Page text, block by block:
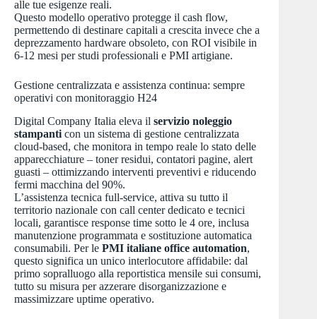
alle tue esigenze reali.
Questo modello operativo protegge il cash flow,
permettendo di destinare capitali a crescita invece che a
deprezzamento hardware obsoleto, con ROI visibile in
6-12 mesi per studi professionali e PMI artigiane.
Gestione centralizzata e assistenza continua: sempre
operativi con monitoraggio H24
Digital Company Italia eleva il servizio noleggio
stampanti con un sistema di gestione centralizzata
cloud-based, che monitora in tempo reale lo stato delle
apparecchiature – toner residui, contatori pagine, alert
guasti – ottimizzando interventi preventivi e riducendo
fermi macchina del 90%.
L’assistenza tecnica full-service, attiva su tutto il
territorio nazionale con call center dedicato e tecnici
locali, garantisce response time sotto le 4 ore, inclusa
manutenzione programmata e sostituzione automatica
consumabili. Per le PMI italiane office automation,
questo significa un unico interlocutore affidabile: dal
primo sopralluogo alla reportistica mensile sui consumi,
tutto su misura per azzerare disorganizzazione e
massimizzare uptime operativo.